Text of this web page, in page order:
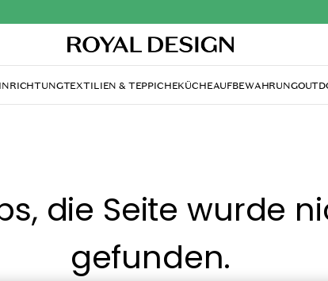
TEXTILIEN & TEPPICHEKÜCHEAUFBEWAHRUNG
die Seite wurde
gefunden.